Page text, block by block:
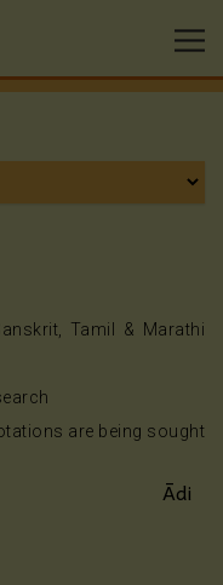
Tamil & Marathi
are being sought
Ādi